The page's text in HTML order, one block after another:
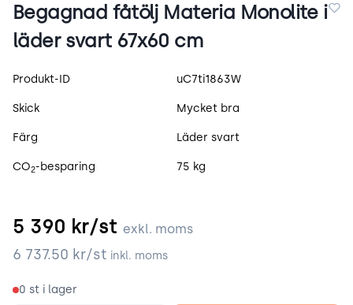
Begagnad fåtölj Materia Monolite i
läder svart 67x60 cm
Produktspecifikation
Produkt-ID uC7ti1863W
Skick Mycket bra
Färg Läder svart
CO2-besparing 75 kg
5 390 kr/st exkl. moms
6 737.50 kr/st inkl. moms
0 st i lager